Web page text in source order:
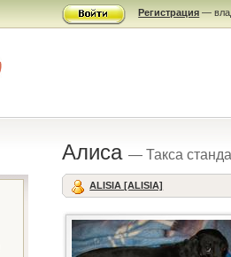
Регистрация —
Алиса— Такса
ALISIA [ALISIA]